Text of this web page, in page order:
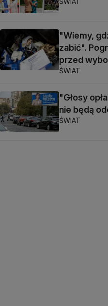
"Wiemy,
zabić".
przed
ŚWIAT
"Głosy
nie będą
ŚWIAT